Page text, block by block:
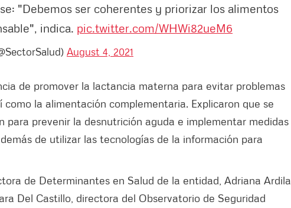
"Debemos ser coherentes y priorizar los alimentos
indica. pic.twitter.com/WHWi82ueM6
August 4, 2021
de promover la lactancia materna para evitar problemas
como la alimentación complementaria. Explicaron que se
prevenir la desnutrición aguda e implementar medidas
de utilizar las tecnologías de la información para
de Determinantes en Salud de la entidad, Adriana Ardila,
Del Castillo, directora del Observatorio de Seguridad